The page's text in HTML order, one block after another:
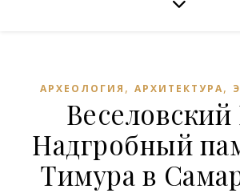
АРХЕОЛОГИЯ , АРХИТЕКТУРА,
Надгробный
Тимура в